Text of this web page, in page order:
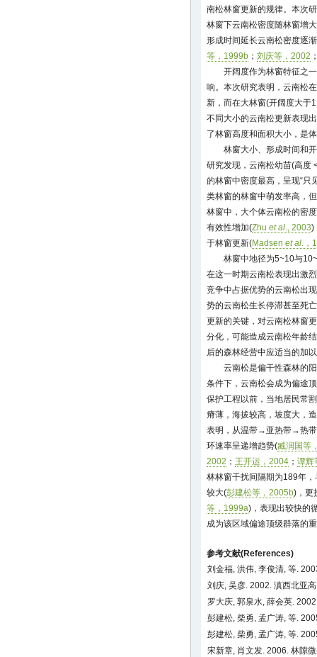
南松林窗更新的规律。本次
林窗下云南松密度随林窗增
形成时间延长云南松密度逐
等，1999b ； 刘庆等，2002
开阔度作为林窗特征之
响。本次研究表明，云南松
新，而在大林窗(开阔度大于
不同大小的云南松更新表现
了林窗高度和面积大小，是
林窗大小、形成时间和
研究发现，云南松幼苗(高度
的林窗中密度最高，呈现“只
类林窗的林窗中萌发率高，
林窗中，大个体云南松的密
有效性增加(Zhu et al., 2003)
于林窗更新(Madsen et al.，
林窗中地径为5~10与
在这一时期云南松表现出激
竞争中占据优势的云南松出
势的云南松生长停滞甚至死
更新的关键，对云南松林窗
分化，可能造成云南松年龄
后的森林经营中应适当的加
云南松是偏干性森林的
条件下，云南松会成为偏途
保护工程以前，当地居民常
瘠薄，海拔较高，坡度大，
表明，从温带→亚热带→热带
环速率呈递增趋势(臧润国等
2002 ； 王开运，2004 ； 谭辉
林林窗干扰间隔期为189年
较大(彭建松等，2005b)，更
等，1999a)，表现出较快的
成为该区域偏途顶级群落的
参考文献(References)
刘金福, 洪伟, 李俊清, 等.
刘庆, 吴彦. 2002. 滇西北亚
罗大庆, 郭泉水, 薛会英.
彭建松, 柴勇, 孟广涛, 等.
彭建松, 柴勇, 孟广涛, 等.
宋新章, 肖文发. 2006. 林隙